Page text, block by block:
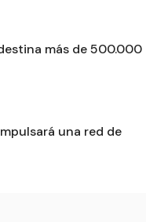
más de 500.000
una red de